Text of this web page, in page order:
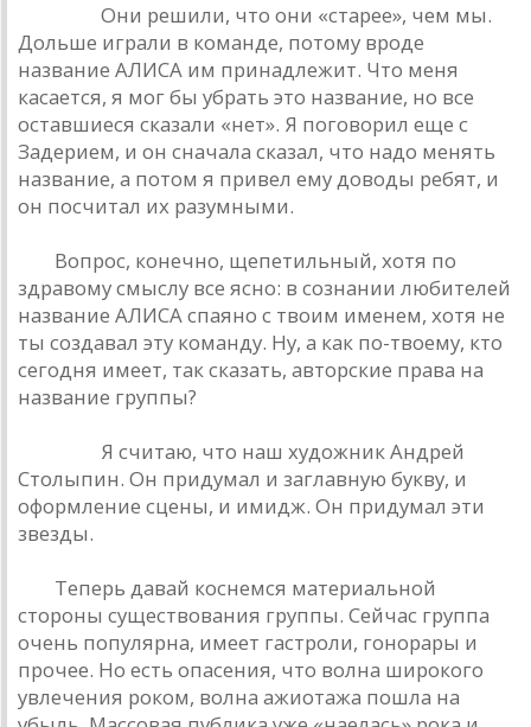
Они решили, что они «старее», чем мы.
Дольше играли в команде, потому вроде
название АЛИСА им принадлежит. Что меня
касается, я мог бы убрать это название, но все
оставшиеся сказали «нет». Я поговорил еще с
Задерием, и он сначала сказал, что надо менять
название, а потом я привел ему доводы ребят, и
он посчитал их разумными.
Вопрос, конечно, щепетильный, хотя по
здравому смыслу все ясно: в сознании любителей
название АЛИСА спаяно с твоим именем, хотя не
ты создавал эту команду. Ну, а как по-твоему, кто
сегодня имеет, так сказать, авторские права на
название группы?
Я считаю, что наш художник Андрей
Столыпин. Он придумал и заглавную букву, и
оформление сцены, и имидж. Он придумал эти
звезды.
Теперь давай коснемся материальной
стороны существования группы. Сейчас группа
очень популярна, имеет гастроли, гонорары и
прочее. Но есть опасения, что волна широкого
увлечения роком, волна ажиотажа пошла на